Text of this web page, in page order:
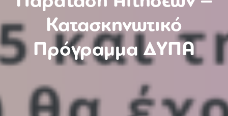
Κατασκηνωτικό
Πρόγραμμα ΔΥΠΑ